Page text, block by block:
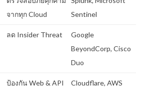
จากทุก Cloud
Sentinel
ลด Insider Threat
Google
BeyondCorp, Cisco
Duo
ป้องกัน Web & API
Cloudflare, AWS